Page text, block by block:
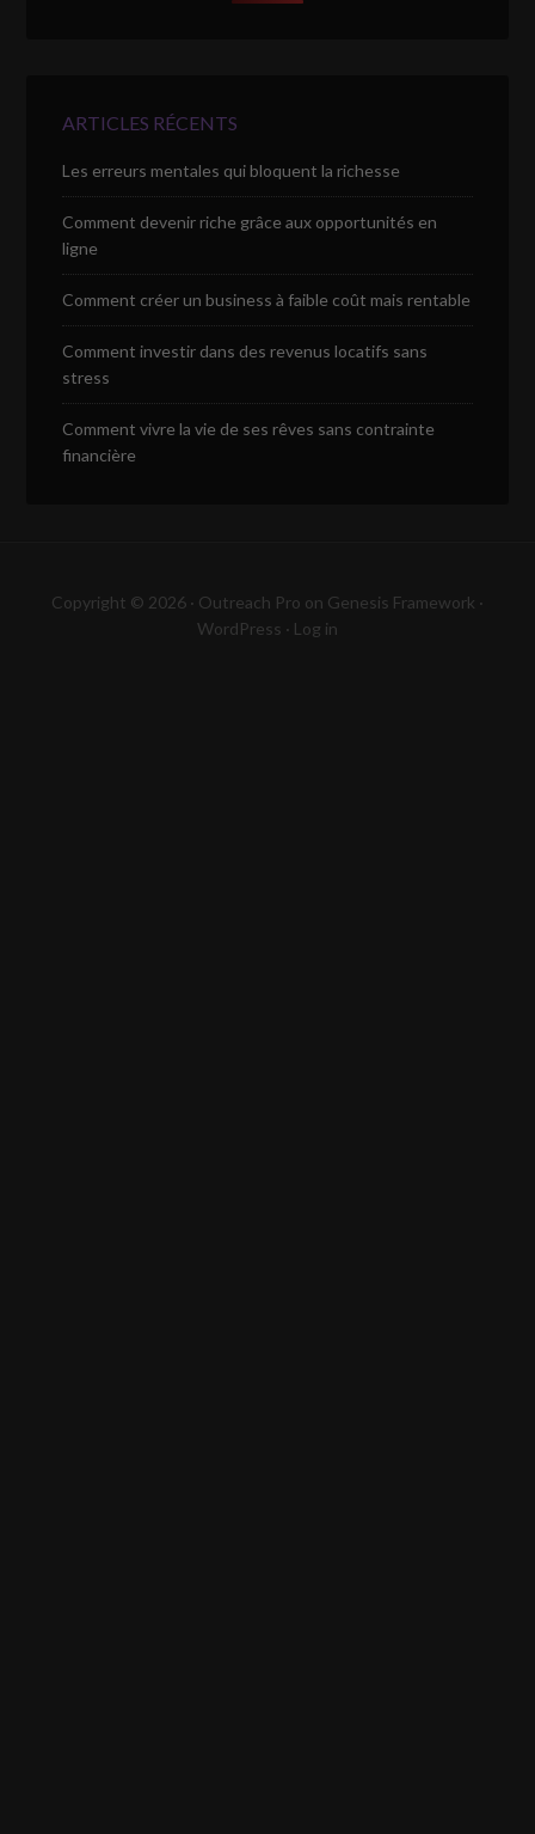
ARTICLES RÉCENTS
Les erreurs mentales qui bloquent la richesse
Comment devenir riche grâce aux opportunités en
ligne
Comment créer un business à faible coût mais rentable
Comment investir dans des revenus locatifs sans
stress
Comment vivre la vie de ses rêves sans contrainte
financière
Copyright © 2026 · Outreach Pro on Genesis Framework ·
WordPress · Log in